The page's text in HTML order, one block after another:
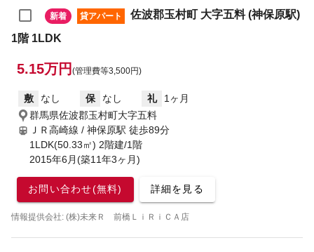
新着 貸アパート
佐波郡玉村町 大字五料 (神保原駅)
1階 1LDK
5.15万円 (管理費等3,500円)
敷 なし 保 なし 礼
1ヶ月
群馬県佐波郡玉村町大字五料
ＪＲ高崎線 / 神保原駅 徒歩89分
1LDK(50.33㎡) 2階建/1階
2015年6月(築11年3ヶ月)
お問い合わせ(無料) 詳細を見る
情報提供会社: (株)未来Ｒ 前橋ＬｉＲｉＣＡ店